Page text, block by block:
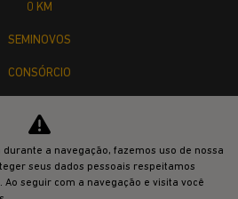
0 KM
SEMINOVOS
CONSÓRCIO
COMPARATIVO
a navegação, fazemos uso de nossa
seus dados pessoais respeitamos
. Ao seguir com a navegação e visita você